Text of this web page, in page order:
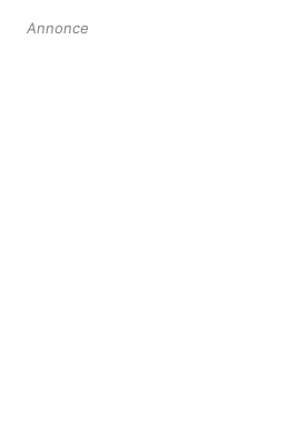
Annonce